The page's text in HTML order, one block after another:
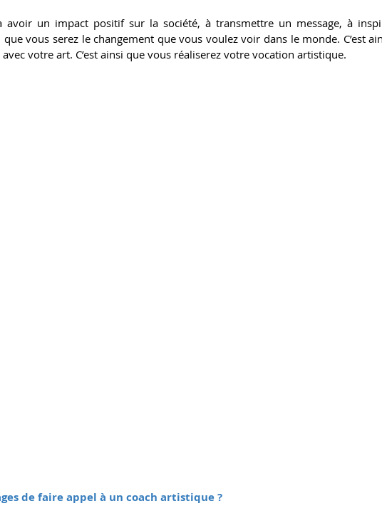
avoir un impact positif sur la société, à transmettre un message, à
que vous serez le changement que vous voulez voir dans le monde. C’est
votre art. C’est ainsi que vous réaliserez votre vocation artistique.
de faire appel à un coach artistique ?